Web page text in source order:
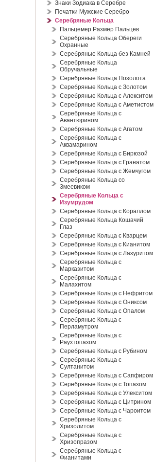
Знаки Зодиака в Серебре
Печатки Мужские Серебро
Серебряные Кольца
Пальцемер Размер Пальцев
Серебряные Кольца Обереги
Охранные
Серебряные Кольца без Камней
Серебряные Кольца
Обручальные
Серебряные Кольца Позолота
Серебряные Кольца с Золотом
Серебряные Кольца с Алекситом
Серебряные Кольца с Аметистом
Серебряные Кольца с
Авантюрином
Серебряные Кольца с Агатом
Серебряные Кольца с
Аквамарином
Серебряные Кольца с Бирюзой
Серебряные Кольца с Гранатом
Серебряные Кольца с Жемчугом
Серебряные Кольца со
Змеевиком
Серебряные Кольца с
Изумрудом
Серебряные Кольца с Кораллом
Серебряные Кольца Кошачий
Глаз
Серебряные Кольца с Кварцем
Серебряные Кольца с Кианитом
Серебряные Кольца с Лазуритом
Серебряные Кольца с
Марказитом
Серебряные Кольца с
Малахитом
Серебряные Кольца с Нефритом
Серебряные Кольца с Ониксом
Серебряные Кольца с Опалом
Серебряные Кольца с
Перламутром
Серебряные Кольца с
Раухтопазом
Серебряные Кольца с Рубином
Серебряные Кольца с
Султанитом
Серебряные Кольца с Сапфиром
Серебряные Кольца с Топазом
Серебряные Кольца с Улекситом
Серебряные Кольца с Цитрином
Серебряные Кольца с Чароитом
Серебряные Кольца с
Хризолитом
Серебряные Кольца с
Хризопразом
Серебряные Кольца с
Фианитами